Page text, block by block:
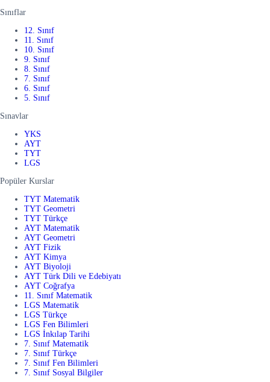
Sınıflar
12. Sınıf
11. Sınıf
10. Sınıf
9. Sınıf
8. Sınıf
7. Sınıf
6. Sınıf
5. Sınıf
Sınavlar
YKS
AYT
TYT
LGS
Popüler Kurslar
TYT Matematik
TYT Geometri
TYT Türkçe
AYT Matematik
AYT Geometri
AYT Fizik
AYT Kimya
AYT Biyoloji
AYT Türk Dili ve Edebiyatı
AYT Coğrafya
11. Sınıf Matematik
LGS Matematik
LGS Türkçe
LGS Fen Bilimleri
LGS İnkılap Tarihi
7. Sınıf Matematik
7. Sınıf Türkçe
7. Sınıf Fen Bilimleri
7. Sınıf Sosyal Bilgiler